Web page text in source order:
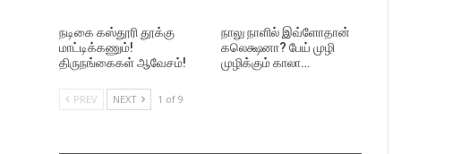
நடிகை கஸ்தூரி தூக்கு
மாட்டிக்கணும்!
திருநங்கைகள் ஆவேசம்!
நாலு நாளில் இவ்ளோதான்
கலெக்ஷனா? பேய் முழி
முழிக்கும் காலா…
PREV NEXT 1 of 9